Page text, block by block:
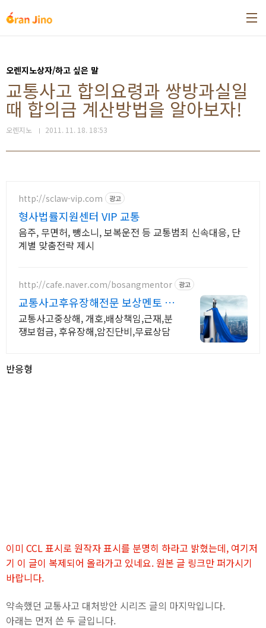
오렌지노상자/하고 싶은 말
교통사고 합의요령과 쌍방과실일
때 합의금 계산방법을 알아보자!
오렌지노 2011. 11. 18. 18:53
http://sclaw-vip.com 광고
형사법률지원센터 VIP 교통
음주, 무면허, 뺑소니, 보복운전 등 교통범죄 신속대응, 단
계별 맞춤전략 제시
http://cafe.naver.com/bosangmentor 광고
교통사고후유장해전문 보상멘토 교
통사고 중상해 보험분쟁해결
교통사고중상해, 개호,배상책임,근재,분
쟁보험금, 후유장해,암진단비,무료상담
반응형
이미 CCL 표시로 원작자 표시를 분명히 하라고 밝혔는데, 여기저
기 이 글이 복제되어 올라가고 있네요. 원본 글 링크만 퍼가시기
바랍니다.
약속했던 교통사고 대처방안 시리즈 글의 마지막입니다.
아래는 먼저 쓴 두 글입니다.